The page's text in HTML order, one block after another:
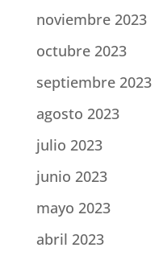
noviembre 2023
octubre 2023
septiembre 2023
agosto 2023
julio 2023
junio 2023
mayo 2023
abril 2023